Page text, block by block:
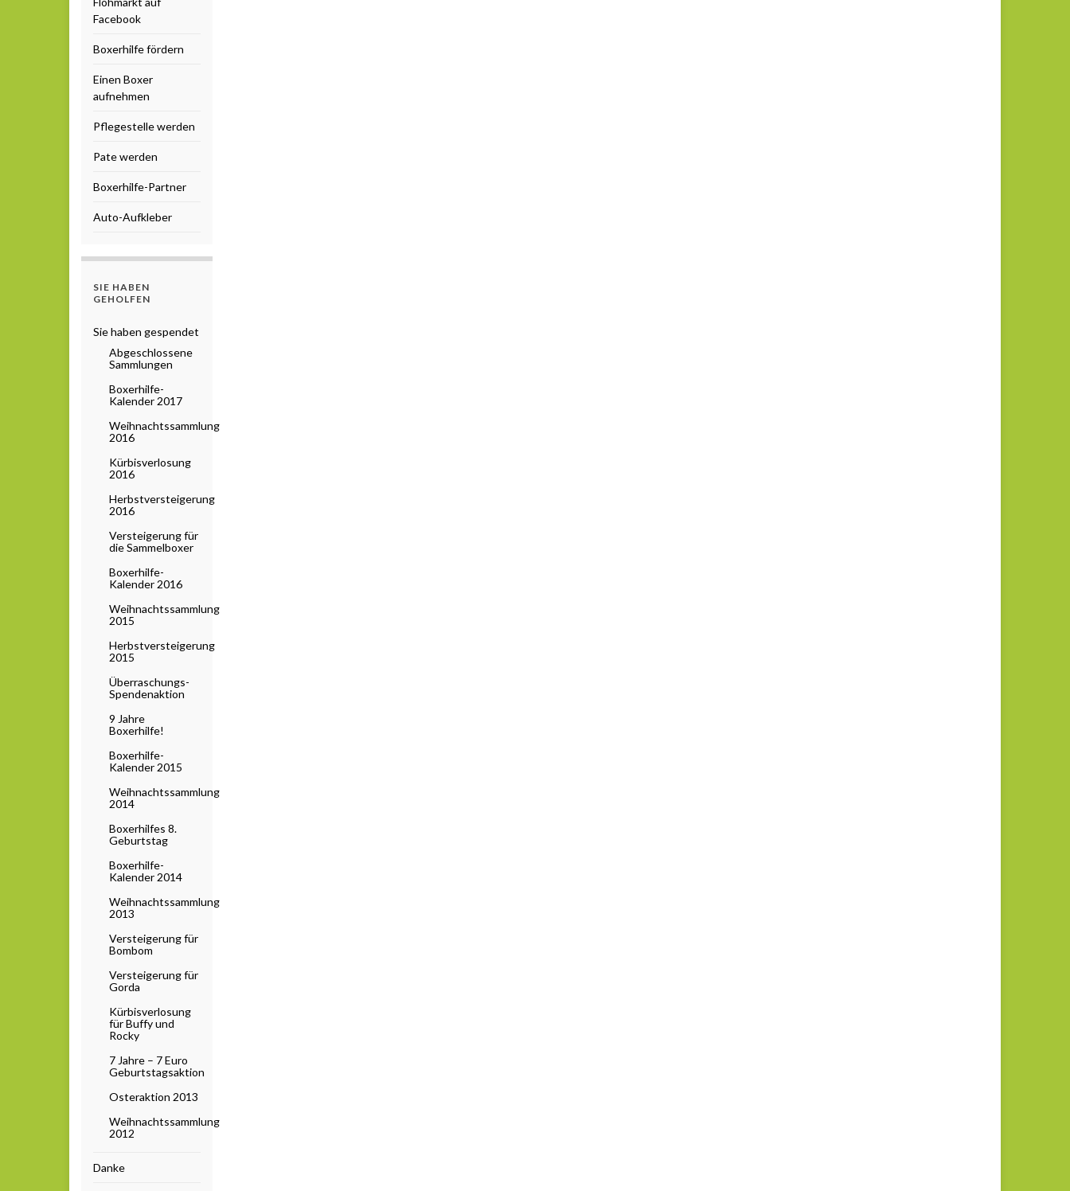
Facebook
Boxerhilfe fördern
Einen Boxer
aufnehmen
Pflegestelle werden
Pate werden
Boxerhilfe-Partner
Auto-Aufkleber
SIE HABEN
GEHOLFEN
Sie haben gespendet
Abgeschlossene
Sammlungen
Boxerhilfe-
Kalender 2017
Weihnachtssammlung
2016
Kürbisverlosung
2016
Herbstversteigerung
2016
Versteigerung für
die Sammelboxer
Boxerhilfe-
Kalender 2016
Weihnachtssammlung
2015
Herbstversteigerung
2015
Überraschungs-
Spendenaktion
9 Jahre
Boxerhilfe!
Boxerhilfe-
Kalender 2015
Weihnachtssammlung
2014
Boxerhilfes 8.
Geburtstag
Boxerhilfe-
Kalender 2014
Weihnachtssammlung
2013
Versteigerung für
Bombom
Versteigerung für
Gorda
Kürbisverlosung
für Buffy und
Rocky
7 Jahre – 7 Euro
Geburtstagsaktion
Osteraktion 2013
Weihnachtssammlung
2012
Danke